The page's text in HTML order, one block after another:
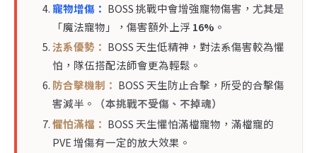
寵物增傷： BOSS 挑戰中會增強寵物傷害，尤其是
「魔法寵物」，傷害額外上浮 16% 。
法系優勢： BOSS 天生低精神，對法系傷害較為懼
怕，隊伍搭配法師會更為輕鬆。
防合擊機制： BOSS 天生防止合擊，所受的合擊傷
害減半。
（本挑戰不受傷、不掉魂）
懼怕滿檔： BOSS 天生懼怕滿檔寵物，滿檔寵的
PVE 增傷有一定的放大效果。